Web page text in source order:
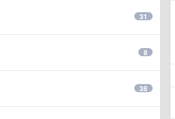
31
8
38